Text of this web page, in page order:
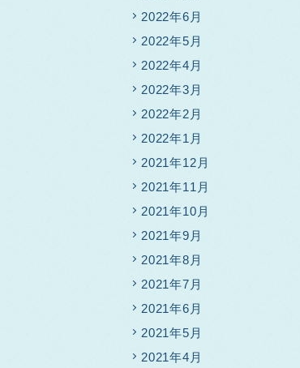
2022年6月
2022年5月
2022年4月
2022年3月
2022年2月
2022年1月
2021年12月
2021年11月
2021年10月
2021年9月
2021年8月
2021年7月
2021年6月
2021年5月
2021年4月